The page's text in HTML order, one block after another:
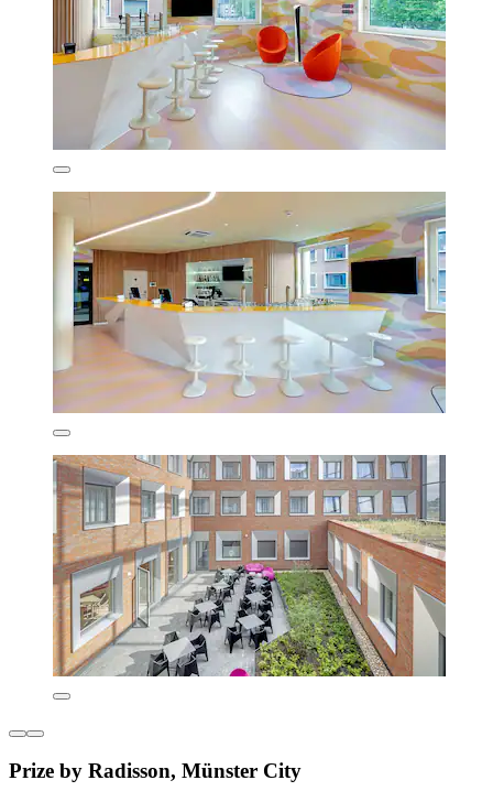
Prize by Radisson, Münster City